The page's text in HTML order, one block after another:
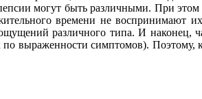
могут быть различными. При
времени не воспринимают
различного типа. И
выраженности симптомов).